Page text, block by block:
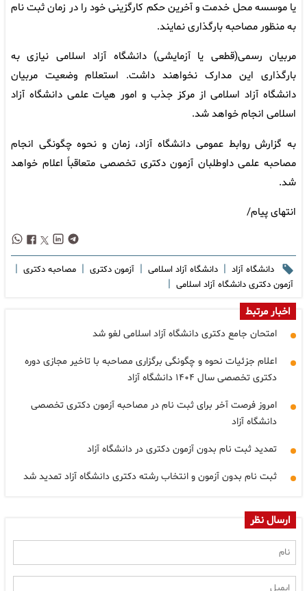
یا موسسه محل خدمت و آخرین حکم کارگزینی خود را در زمان ثبت نام
به منظور مصاحبه بارگذاری نمایند.
مربیان رسمی(قطعی یا آزمایشی) دانشگاه آزاد اسلامی نیازی به
بارگذاری این مدارک نخواهند داشت. استعلام وضعیت مربیان
دانشگاه آزاد اسلامی از مرکز جذب و امور هیات علمی دانشگاه آزاد
اسلامی انجام خواهد شد.
به گزارش روابط عمومی دانشگاه آزاد، زمان و نحوه چگونگی انجام
مصاحبه علمی داوطلبان آزمون دکتری تخصصی متعاقباً اعلام خواهد
شد.
انتهای پیام/
دانشگاه آزاد | دانشگاه آزاد اسلامی | آزمون دکتری | مصاحبه دکتری |
آزمون دکتری دانشگاه آزاد اسلامی |
اخبار مرتبط
امتحان جامع دکتری دانشگاه آزاد اسلامی لغو شد
اعلام جزئیات نحوه و چگونگی برگزاری مصاحبه با تاخیر مجازی دوره
دکتری تخصصی سال ۱۴۰۴ دانشگاه آزاد
امروز فرصت آخر برای ثبت نام در مصاحبه آزمون دکتری تخصصی
دانشگاه آزاد
تمدید ثبت نام بدون آزمون دکتری در دانشگاه آزاد
ثبت نام بدون آزمون و انتخاب رشته دکتری دانشگاه آزاد تمدید شد
ارسال نظر